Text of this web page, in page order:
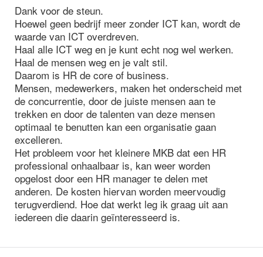
Dank voor de steun.
Hoewel geen bedrijf meer zonder ICT kan, wordt de
waarde van ICT overdreven.
Haal alle ICT weg en je kunt echt nog wel werken.
Haal de mensen weg en je valt stil.
Daarom is HR de core of business.
Mensen, medewerkers, maken het onderscheid met
de concurrentie, door de juiste mensen aan te
trekken en door de talenten van deze mensen
optimaal te benutten kan een organisatie gaan
excelleren.
Het probleem voor het kleinere MKB dat een HR
professional onhaalbaar is, kan weer worden
opgelost door een HR manager te delen met
anderen. De kosten hiervan worden meervoudig
terugverdiend. Hoe dat werkt leg ik graag uit aan
iedereen die daarin geïnteresseerd is.